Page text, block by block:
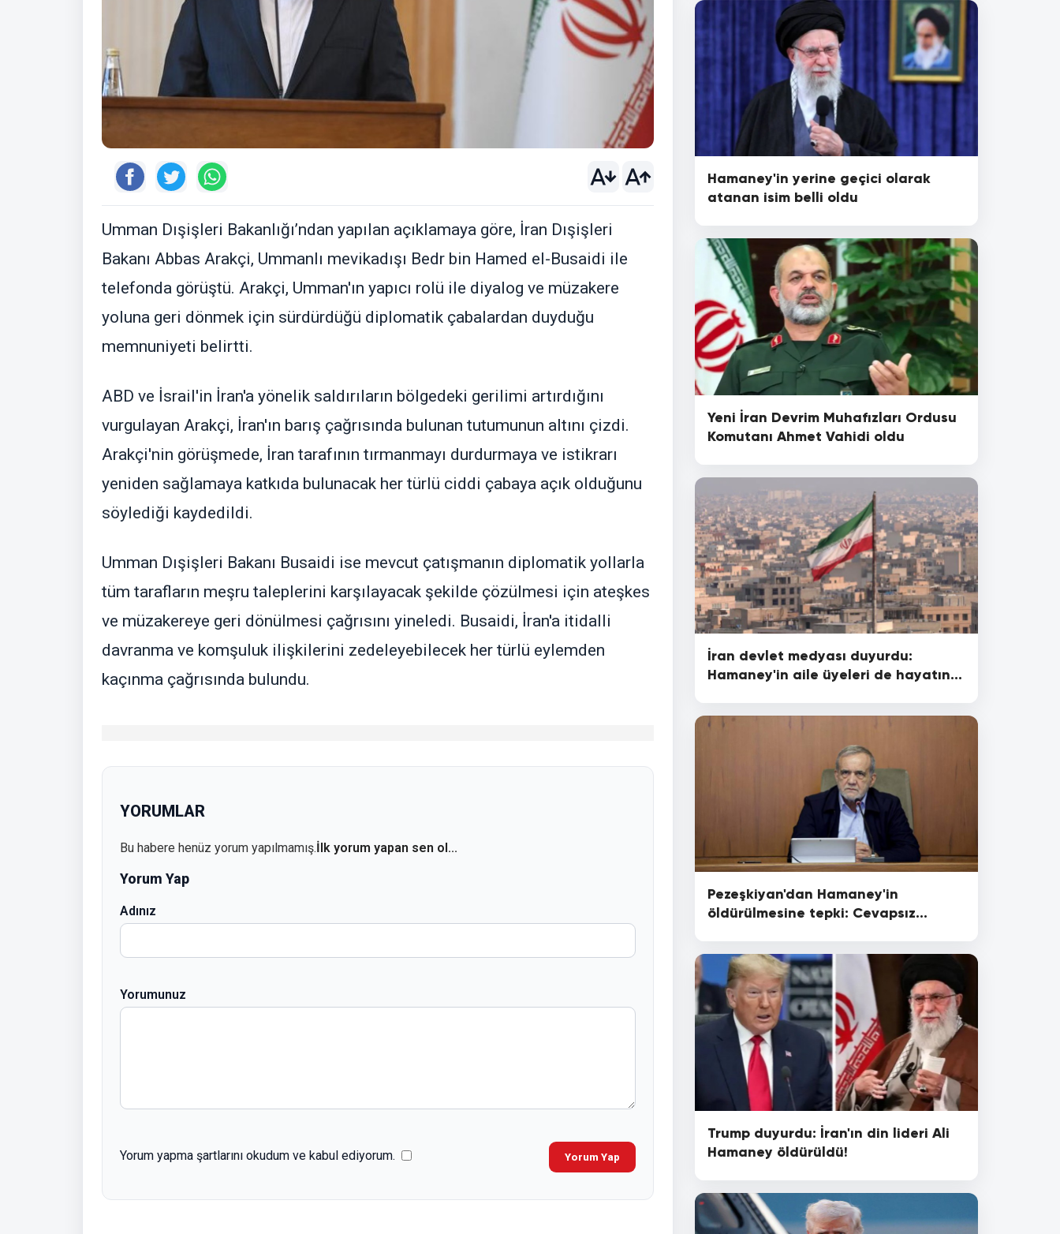
Umman Dışişleri Bakanlığı’ndan yapılan açıklamaya göre, İran Dışişleri
Bakanı Abbas Arakçi, Ummanlı mevikadışı Bedr bin Hamed el-Busaidi ile
telefonda görüştü. Arakçi, Umman'ın yapıcı rolü ile diyalog ve müzakere
yoluna geri dönmek için sürdürdüğü diplomatik çabalardan duyduğu
memnuniyeti belirtti.
ABD ve İsrail'in İran'a yönelik saldırıların bölgedeki gerilimi artırdığını
vurgulayan Arakçi, İran'ın barış çağrısında bulunan tutumunun altını çizdi.
Arakçi'nin görüşmede, İran tarafının tırmanmayı durdurmaya ve istikrarı
yeniden sağlamaya katkıda bulunacak her türlü ciddi çabaya açık olduğunu
söylediği kaydedildi.
Umman Dışişleri Bakanı Busaidi ise mevcut çatışmanın diplomatik yollarla
tüm tarafların meşru taleplerini karşılayacak şekilde çözülmesi için ateşkes
ve müzakereye geri dönülmesi çağrısını yineledi. Busaidi, İran'a itidalli
davranma ve komşuluk ilişkilerini zedeleyebilecek her türlü eylemden
kaçınma çağrısında bulundu.
YORUMLAR
Bu habere henüz yorum yapılmamış.İlk yorum yapan sen ol...
Yorum Yap
Adınız
Yorumunuz
Yorum yapma şartlarını okudum ve kabul ediyorum. Yorum Yap
Hamaney'in yerine geçici olarak
atanan isim belli oldu
Yeni İran Devrim Muhafızları Ordusu
Komutanı Ahmet Vahidi oldu
İran devlet medyası duyurdu:
Hamaney'in aile üyeleri de hayatını
Pezeşkiyan'dan Hamaney'in
öldürülmesine tepki: Cevapsız
Trump duyurdu: İran'ın din lideri Ali
Hamaney öldürüldü!